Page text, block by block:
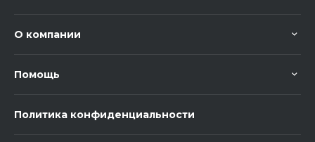
О компании
Помощь
Политика конфиденциальности